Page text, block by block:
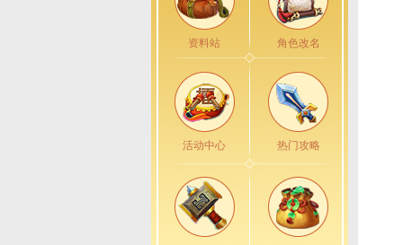
资料站 角色改名
活动中心 热门攻略